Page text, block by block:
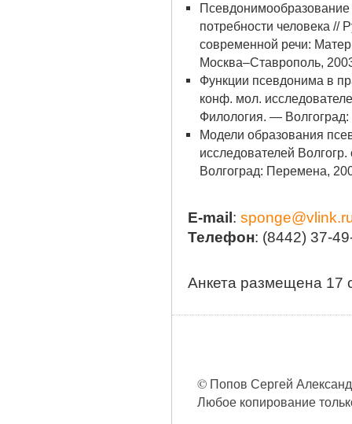
Псевдонимообразование
потребности человека //
современной речи:
Москва–Ставрополь,
Функции псевдонима в
конф. мол.
Филология. —
Модели образования
исследователей
Волгоград: Перемена,
Е-mail :
Телефон: (8442) 37-
Анкета размещена 17
© Попов Сергей
Любое копирование